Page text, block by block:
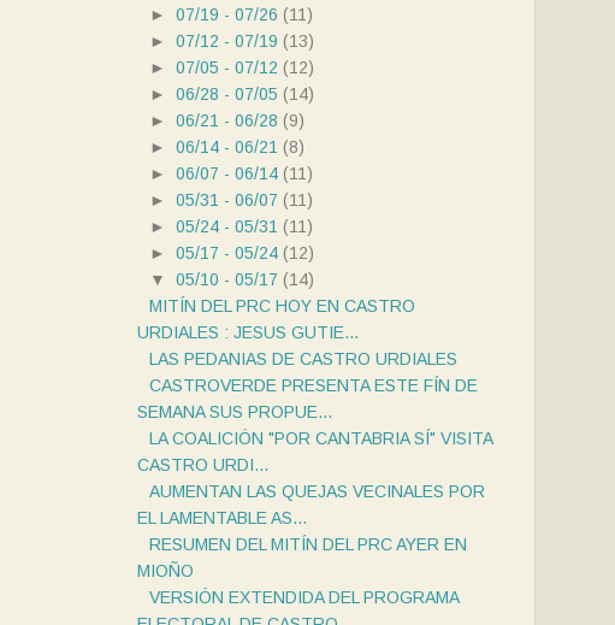
► 07/19 - 07/26 (11)
► 07/12 - 07/19 (13)
► 07/05 - 07/12 (12)
► 06/28 - 07/05 (14)
► 06/21 - 06/28 (9)
► 06/14 - 06/21 (8)
► 06/07 - 06/14 (11)
► 05/31 - 06/07 (11)
► 05/24 - 05/31 (11)
► 05/17 - 05/24 (12)
▼
05/10 - 05/17 (14)
MITÍN DEL PRC HOY EN CASTRO
URDIALES : JESUS GUTIE...
LAS PEDANIAS DE CASTRO URDIALES
CASTROVERDE PRESENTA ESTE FÍN DE
SEMANA SUS PROPUE...
LA COALICIÓN "POR CANTABRIA SÍ" VISITA
CASTRO URDI...
AUMENTAN LAS QUEJAS VECINALES POR
EL LAMENTABLE AS...
RESUMEN DEL MITÍN DEL PRC AYER EN
MIOÑO
VERSIÓN EXTENDIDA DEL PROGRAMA